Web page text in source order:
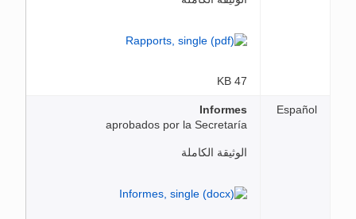
47 KB
Español
Informes
aprobados por la Secretaría
الوثيقة الكاملة